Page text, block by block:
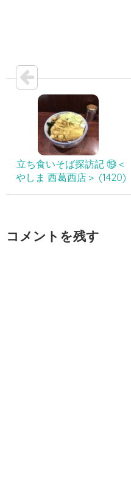
立ち食いそば探訪記 ⑲＜
やしま 西葛西店＞ (1420)
コメントを残す